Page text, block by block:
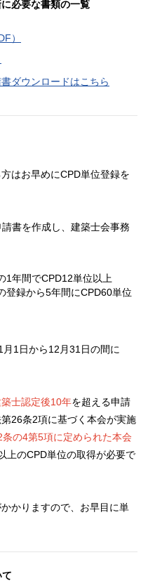
必要な書類の一覧
）
ダウンロードはこちら
はお早めにCPD単位登録を
書を作成し、建築士会事務
1年間でCPD12単位以上
から5年間にCPD60単位
1日から12月31日の間に
士認定後10年を超える申請
26条2項に基づく本会が実施
の4第5項に定められた本会
上のCPD単位の取得が必要で
かりますので、お早目に単